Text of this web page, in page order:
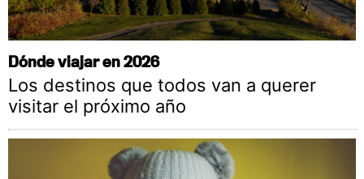
Dónde viajar en 2026
Los destinos que todos van a querer
visitar el próximo año